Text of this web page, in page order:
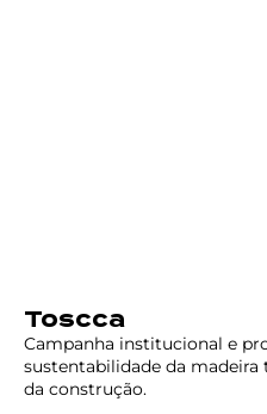
Toscca
Campanha institucional e
sustentabilidade da madeira
da construção.